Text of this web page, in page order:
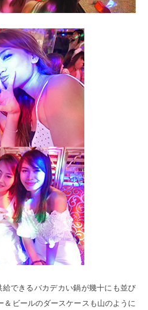
できるバカデカい鍋が幾十にも並び
＆ビールのダースケースも山のように